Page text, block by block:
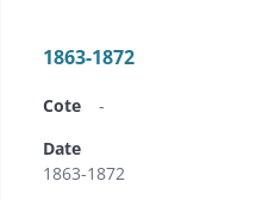
1863-1872
Cote
-
Date
1863-1872